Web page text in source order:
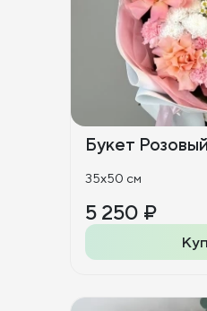
Букет
35x50 см
5 250 ₽